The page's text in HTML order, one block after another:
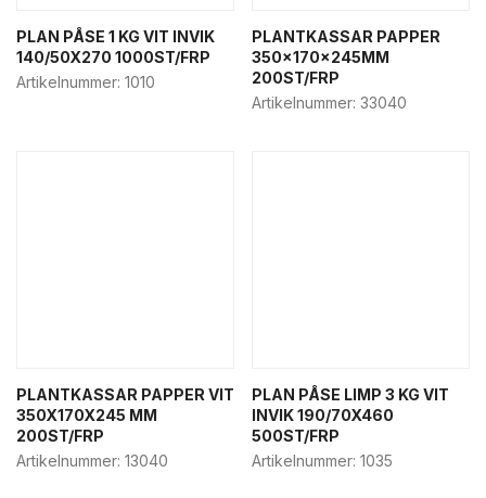
PLAN PÅSE 1 KG VIT INVIK
140/50X270 1000ST/FRP
Artikelnummer: 1010
PLANTKASSAR PAPPER
350x170x245MM
200ST/FRP
Artikelnummer: 33040
PLANTKASSAR PAPPER VIT
350X170X245 MM
200ST/FRP
Artikelnummer: 13040
PLAN PÅSE LIMP 3 KG VIT
INVIK 190/70X460
500ST/FRP
Artikelnummer: 1035